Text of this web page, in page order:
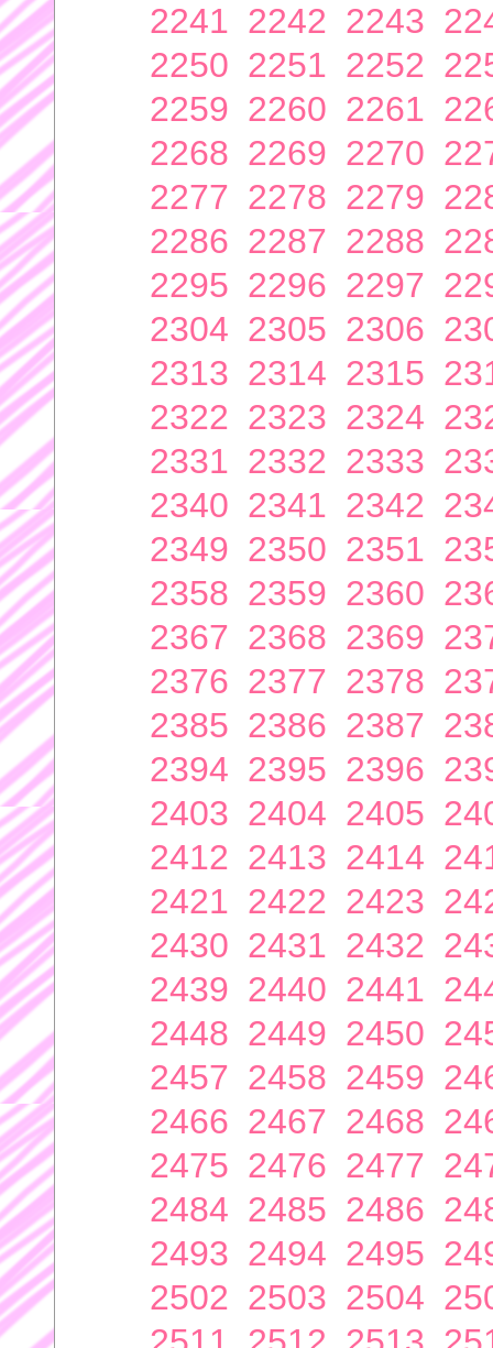
2241 2242 2243
2250 2251 2252
2259 2260 2261
2268 2269 2270
2277 2278 2279
2286 2287 2288
2295 2296 2297
2304 2305 2306
2313 2314 2315
2322 2323 2324
2331 2332 2333
2340 2341 2342
2349 2350 2351
2358 2359 2360
2367 2368 2369
2376 2377 2378
2385 2386 2387
2394 2395 2396
2403 2404 2405
2412 2413 2414
2421 2422 2423
2430 2431 2432
2439 2440 2441
2448 2449 2450
2457 2458 2459
2466 2467 2468
2475 2476 2477
2484 2485 2486
2493 2494 2495
2502 2503 2504